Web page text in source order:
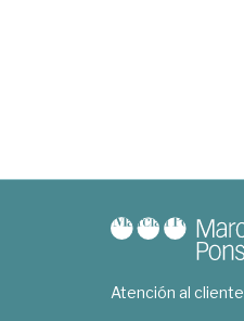
Atención al cliente